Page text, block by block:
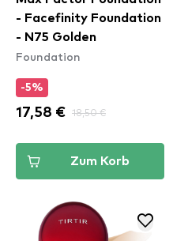
- Facefinity Foundation
- N75 Golden
Foundation
-5%
17,58 € 18,50 €
Zum Korb